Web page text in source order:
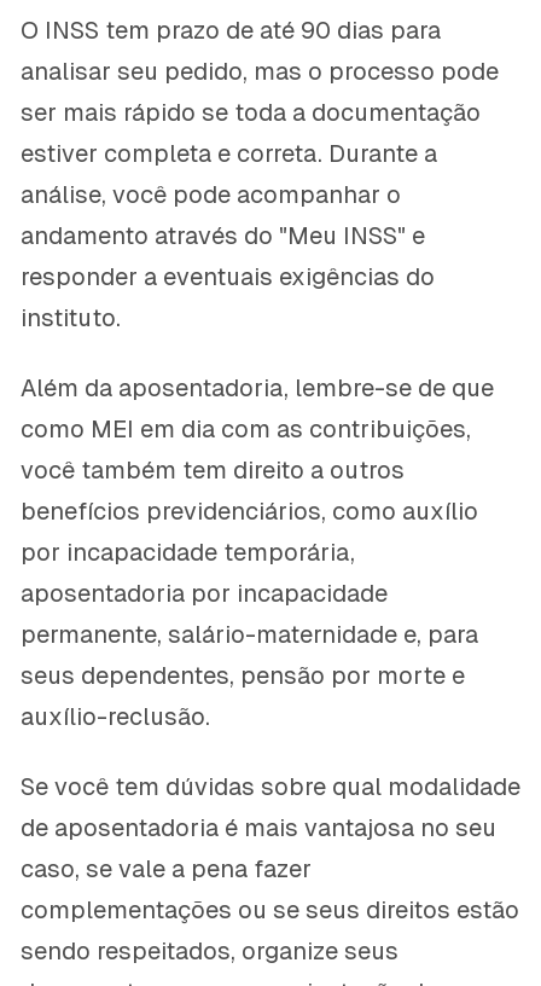
O INSS tem prazo de até 90 dias para
analisar seu pedido, mas o processo pode
ser mais rápido se toda a documentação
estiver completa e correta. Durante a
análise, você pode acompanhar o
andamento através do "Meu INSS" e
responder a eventuais exigências do
instituto.
Além da aposentadoria, lembre-se de que
como MEI em dia com as contribuições,
você também tem direito a outros
benefícios previdenciários, como auxílio
por incapacidade temporária,
aposentadoria por incapacidade
permanente, salário-maternidade e, para
seus dependentes, pensão por morte e
auxílio-reclusão.
Se você tem dúvidas sobre qual modalidade
de aposentadoria é mais vantajosa no seu
caso, se vale a pena fazer
complementações ou se seus direitos estão
sendo respeitados, organize seus